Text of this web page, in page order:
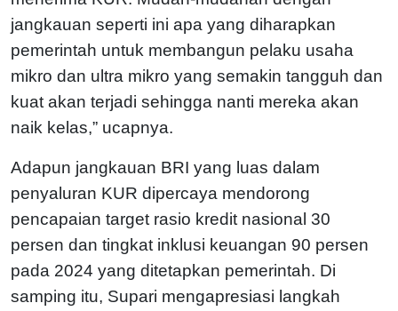
jangkauan seperti ini apa yang diharapkan
pemerintah untuk membangun pelaku usaha
mikro dan ultra mikro yang semakin tangguh dan
kuat akan terjadi sehingga nanti mereka akan
naik kelas,” ucapnya.
Adapun jangkauan BRI yang luas dalam
penyaluran KUR dipercaya mendorong
pencapaian target rasio kredit nasional 30
persen dan tingkat inklusi keuangan 90 persen
pada 2024 yang ditetapkan pemerintah. Di
samping itu, Supari mengapresiasi langkah